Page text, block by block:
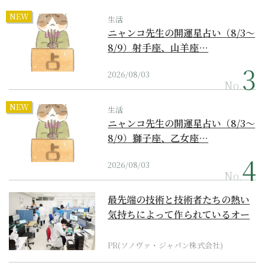
NEW 生活
ニャンコ先生の開運星占い（8/3～
8/9）射手座、山羊座…
2026/08/03
No.
NEW 生活
ニャンコ先生の開運星占い（8/3～
8/9）獅子座、乙女座…
2026/08/03
No.
最先端の技術と技術者たちの熱い
気持ちによって作られているオー
PR(ソノヴァ・ジャパン株式会社)